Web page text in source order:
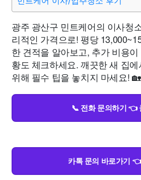
광주 광산구 민트케어의 이사청
리적인 가격으로! 평당
한 견적을 알아보고, 추가 비용
황도 체크하세요. 깨끗한 새 집
위해 필수 팁을 놓치지 마세요!
📞 전화 문의하기 👈
카톡 문의 바로가기